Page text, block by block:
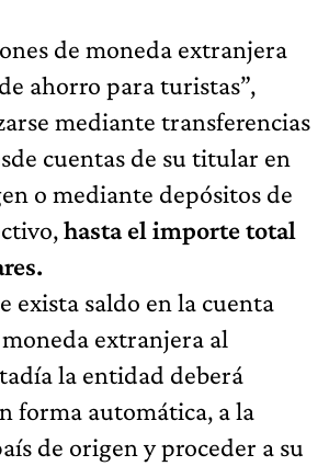
de moneda extranjera
ahorro para turistas”,
mediante transferencias
cuentas de su titular en
o mediante depósitos de
hasta el importe total
exista saldo en la cuenta
extranjera al
la entidad deberá
forma automática, a la
de origen y proceder a su